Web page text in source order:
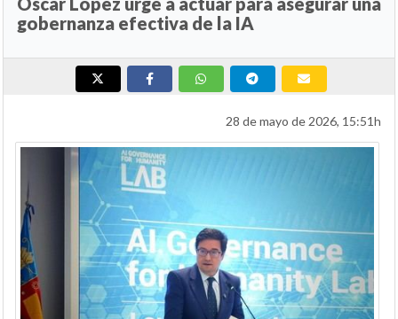
gobernanza efectiva de la IA
28 de mayo de 2026, 15:51h